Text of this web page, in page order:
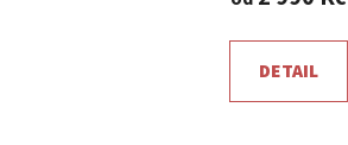
DETAIL